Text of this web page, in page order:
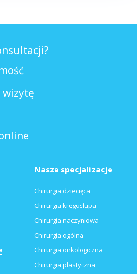
wizytę
Nasze specjalizacje
Chirurgia dziecięca
Chirurgia kręgosłupa
Chirurgia naczyniowa
Chirurgia ogólna
Chirurgia onkologiczna
Chirurgia plastyczna